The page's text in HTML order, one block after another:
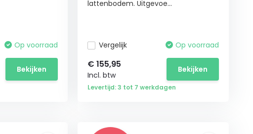
Op voorraad
Bekijken
lattenbodem. Uitgevoe...
Vergelijk Op voorraad
€ 155,95
Incl. btw
Bekijken
Levertijd: 3 tot 7 werkdagen